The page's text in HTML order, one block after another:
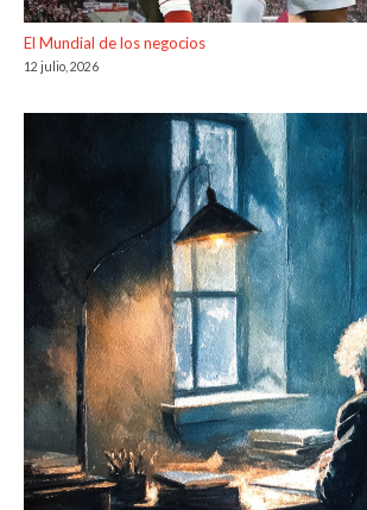
El Mundial de los negocios
12 julio, 2026